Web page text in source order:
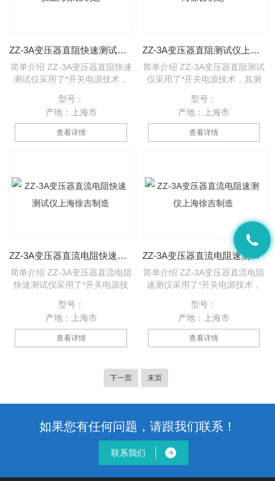
ZZ-3A变压器直阻快速测试仪上海徐吉制造
简单介绍 ZZ-3A变压器直阻快速
测试仪采用了*开关电源技术，
显示部分由四位半LCD液晶显示
测量结果，三位半LCD液晶显示
环境温度或测试电流值，克服了
其它同类产品由LED显示值在阳
速测试仪具有测速快、精度高、
显示直观、抗干扰能力强、体积
小、耗电省、测试数据稳定可
型号：
产地：上海市
查看详情
ZZ-3A变压器直阻测试仪上海徐吉制造
简单介绍 ZZ-3A变压器直阻测试
仪采用了*开关电源技术，其测
部分由四位半LCD液晶显示测量
结果，三位半LCD液晶显示环境
温度或测试电流值，克服了其它
同类产品由LED显示值在阳光下
试仪具有测速快、精度高、显示
直观、抗干扰能力强、体积小、
耗电省、测试数据稳定可靠、不
型号：
产地：上海市
查看详情
ZZ-3A变压器直流电阻快速测试仪上海徐吉制造
简单介绍 ZZ-3A变压器直流电阻
快速测试仪采用了*开关电源技
倍，显示部分由四位半LCD液晶
显示测量结果，三位半LCD液晶
显示环境温度或测试电流值，克
服了其它同类产品由LED显示值
具备了自动消弧功能。该直流电
阻快速测试仪具有测速快、精度
可靠、不受人为因素影响等优
点。
型号：
产地：上海市
查看详情
ZZ-3A变压器直流电阻速测仪上海徐吉制造
简单介绍 ZZ-3A变压器直流电阻
速测仪采用了*开关电源技术，
显示部分由四位半LCD液晶显示
测量结果，三位半LCD液晶显示
环境温度或测试电流值，克服了
其它同类产品由LED显示值在阳
了自动消弧功能。该直流电阻快
速测试仪具有测速快、精度高、
靠、不受人为因素影响等优点。
型号：
产地：上海市
查看详情
下一页 末页
如果您有任何问题，请跟我们联系！
联系我们